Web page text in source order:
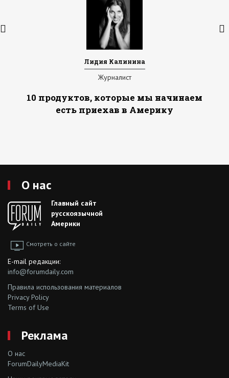
Лидия Калинина
Журналист
10 продуктов, которые мы начинаем
есть приехав в Америку
О нас
Главный сайт
русскоязычной
Америки
Смотреть о сайте
E-mail редакции:
info@forumdaily.com
Правила использования материалов
Privacy Policy
Terms of Use
Реклама
О нас
ForumDailyMediaKit